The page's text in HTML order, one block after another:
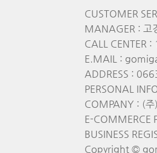
CUSTOMER
MANAGER : 고
CALL CENTER
E.MAIL :
ADDRESS :
PERSONAL
COMPANY : (주
E-COMMERCE
BUSINESS
Copyright ©